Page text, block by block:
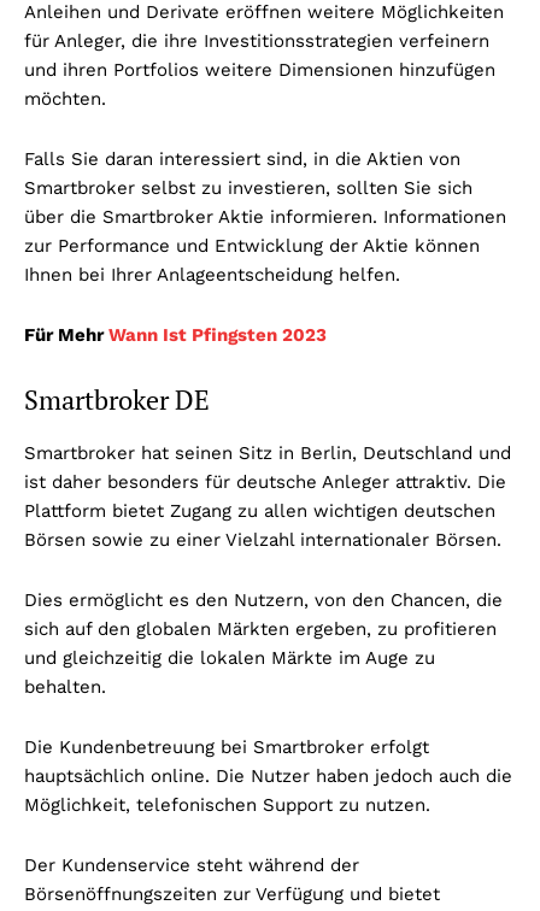
Anleihen und Derivate eröffnen weitere Möglichkeiten
für Anleger, die ihre Investitionsstrategien verfeinern
und ihren Portfolios weitere Dimensionen hinzufügen
möchten.
Falls Sie daran interessiert sind, in die Aktien von
Smartbroker selbst zu investieren, sollten Sie sich
über die Smartbroker Aktie informieren. Informationen
zur Performance und Entwicklung der Aktie können
Ihnen bei Ihrer Anlageentscheidung helfen.
Für MehrWann Ist Pfingsten 2023
Smartbroker DE
Smartbroker hat seinen Sitz in Berlin, Deutschland und
ist daher besonders für deutsche Anleger attraktiv. Die
Plattform bietet Zugang zu allen wichtigen deutschen
Börsen sowie zu einer Vielzahl internationaler Börsen.
Dies ermöglicht es den Nutzern, von den Chancen, die
sich auf den globalen Märkten ergeben, zu profitieren
und gleichzeitig die lokalen Märkte im Auge zu
behalten.
Die Kundenbetreuung bei Smartbroker erfolgt
hauptsächlich online. Die Nutzer haben jedoch auch die
Möglichkeit, telefonischen Support zu nutzen.
Der Kundenservice steht während der
Börsenöffnungszeiten zur Verfügung und bietet